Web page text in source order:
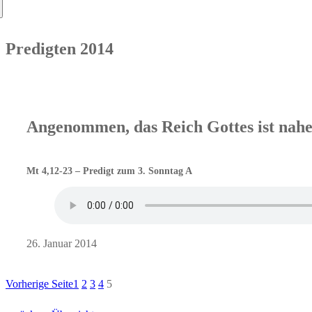
Predigten 2014
Angenommen, das Reich Gottes ist
Mt 4,12-23 – Predigt zum 3. Sonntag A
26. Januar 2014
Vorherige Seite1 2 3 4 5